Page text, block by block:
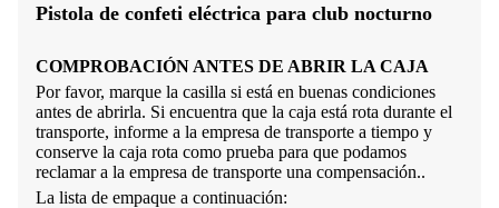
Pistola de confeti eléctrica para club nocturno
COMPROBACIÓN ANTES DE ABRIR LA CAJA
Por favor, marque la casilla si está en buenas condiciones
antes de abrirla. Si encuentra que la caja está rota durante el
transporte, informe a la empresa de transporte a tiempo y
conserve la caja rota como prueba para que podamos
reclamar a la empresa de transporte una compensación..
La lista de empaque a continuación: